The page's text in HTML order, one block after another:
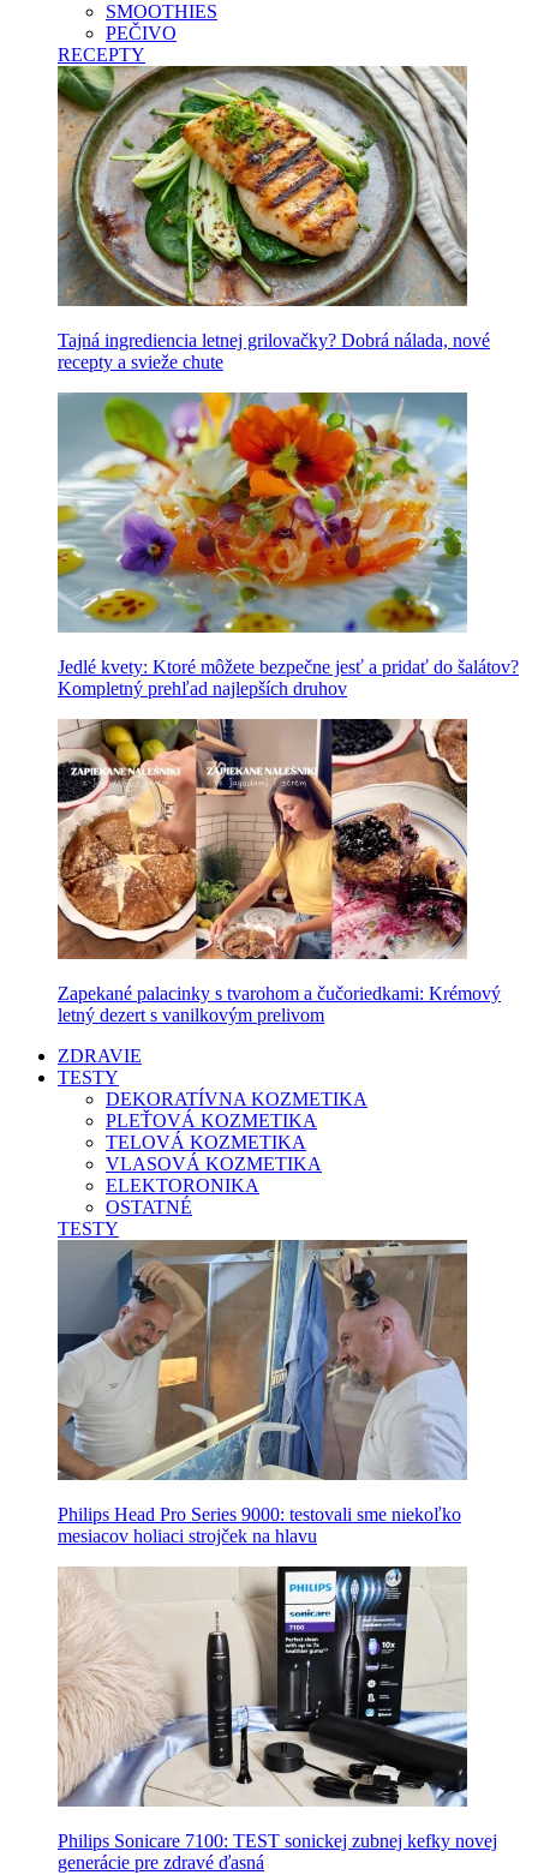
SMOOTHIES
PEČIVO
RECEPTY
Tajná ingrediencia letnej grilovačky? Dobrá nálada, nové
recepty a svieže chute
Jedlé kvety: Ktoré môžete bezpečne jesť a pridať do šalátov?
Kompletný prehľad najlepších druhov
Zapekané palacinky s tvarohom a čučoriedkami: Krémový
letný dezert s vanilkovým prelivom
ZDRAVIE
TESTY
DEKORATÍVNA KOZMETIKA
PLEŤOVÁ KOZMETIKA
TELOVÁ KOZMETIKA
VLASOVÁ KOZMETIKA
ELEKTORONIKA
OSTATNÉ
TESTY
Philips Head Pro Series 9000: testovali sme niekoľko
mesiacov holiaci strojček na hlavu
Philips Sonicare 7100: TEST sonickej zubnej kefky novej
generácie pre zdravé ďasná